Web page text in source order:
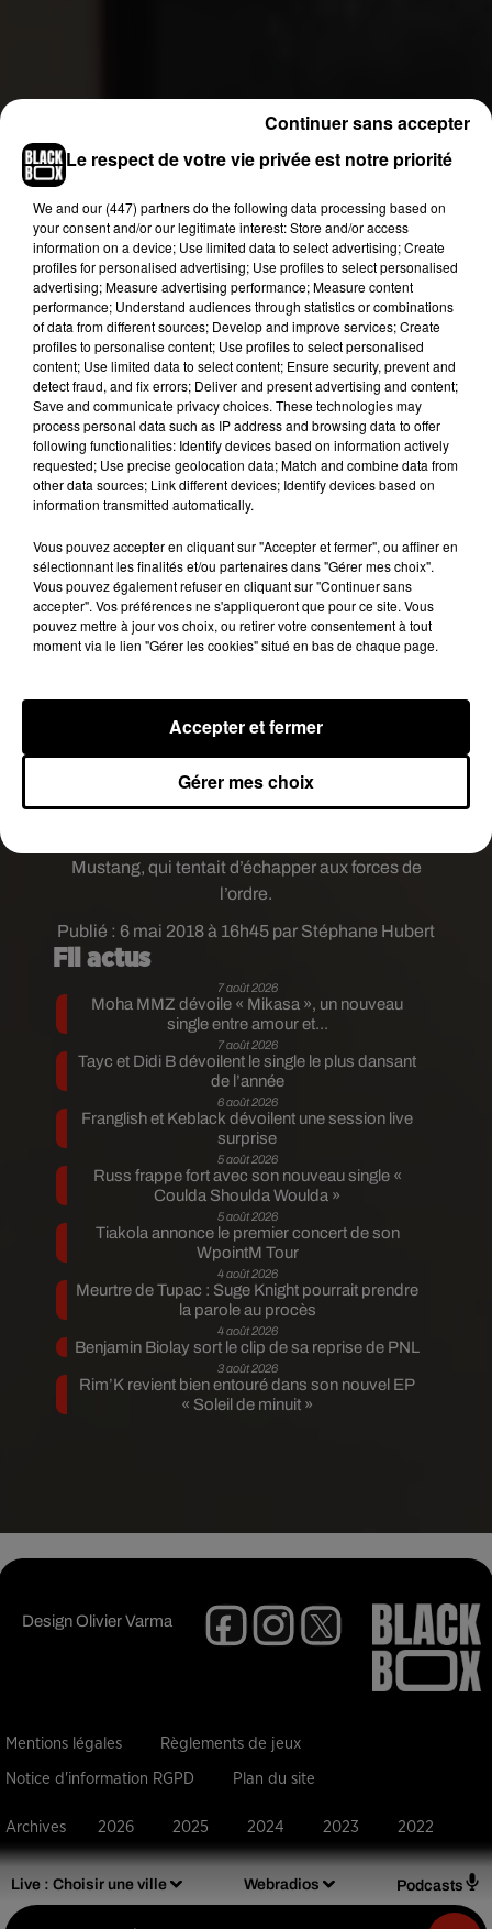
Live : Choisir une ville Webradios Podcasts
Publié : 6 mai 2018 à 16h45 par Stéphane Hubert
Conscient qu’une erreur s’était probablement
glissée dans la procédure, l’homme âgé d’une
trentaine d’années s’est rendu au commissariat
s’agissait bien évidement d’une erreur
d’encodage, la vitesse réelle du conducteur était
Le record du plus grand excès de vitesse, sans
erreur d’encodage, serait de 334km/h. Un record
Mustang, qui tentait d’échapper aux forces de
l’ordre.
Fil actus
7 août 2026
Moha MMZ dévoile « Mikasa », un nouveau
single entre amour et...
7 août 2026
Tayc et Didi B dévoilent le single le plus dansant
de l’année
6 août 2026
Franglish et Keblack dévoilent une session live
surprise
5 août 2026
Russ frappe fort avec son nouveau single «
Coulda Shoulda Woulda »
5 août 2026
Tiakola annonce le premier concert de son
WpointM Tour
4 août 2026
Meurtre de Tupac : Suge Knight pourrait prendre
la parole au procès
4 août 2026
Benjamin Biolay sort le clip de sa reprise de PNL
3 août 2026
Rim’K revient bien entouré dans son nouvel EP
« Soleil de minuit »
DesignOlivier Varma
Mentions légales Règlements de jeux
Notice d'information RGPD Plan du site
Archives 2026 2025 2024 2023 2022
Le respect de votre vie privée est notre priorité
We and our (447) partnersdo the following data processing based on
your consent and/or our legitimate interest: Store and/or access
information on a device; Use limited data to select advertising; Create
profiles for personalised advertising; Use profiles to select personalised
advertising; Measure advertising performance; Measure content
performance; Understand audiences through statistics or combinations
of data from different sources; Develop and improve services; Create
profiles to personalise content; Use profiles to select personalised
content; Use limited data to select content; Ensure security, prevent and
detect fraud, and fix errors; Deliver and present advertising and content;
Save and communicate privacy choices. These technologies may
process personal data such as IP address and browsing data to offer
following functionalities: Identify devices based on information actively
requested; Use precise geolocation data; Match and combine data from
other data sources; Link different devices; Identify devices based on
information transmitted automatically.
Vous pouvez accepter en cliquant sur "Accepter et fermer", ou affiner en
sélectionnant les finalités et/ou partenaires dans "Gérer mes choix".
Vous pouvez également refuser en cliquant sur "Continuer sans
accepter". Vos préférences ne s'appliqueront que pour ce site. Vous
pouvez mettre à jour vos choix, ou retirer votre consentement à tout
moment via le lien "Gérer les cookies" situé en bas de chaque page.
Gérer mes choix
Accepter et fermer
Continuer sans accepter